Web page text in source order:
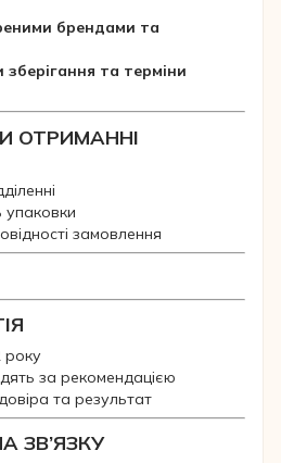
брендами та
зберігання та терміни
ОТРИМАННІ
упаковки
замовлення
року
за рекомендацією
та результат
ЗВ’ЯЗКУ